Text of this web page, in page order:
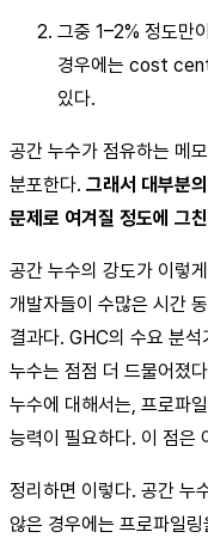
그중 1–2% 정도만
경우에는 cost
있다.
공간 누수가 점유하는 메
분포한다. 그래서 대부분
문제로 여겨질 정도에 그
공간 누수의 강도가 이렇
개발자들이 수많은 시간
결과다. GHC의 수요 분
누수는 점점 더 드물어졌
누수에 대해서는, 프로파
능력이 필요하다. 이 점은
정리하면 이렇다. 공간 누
않은 경우에는 프로파일